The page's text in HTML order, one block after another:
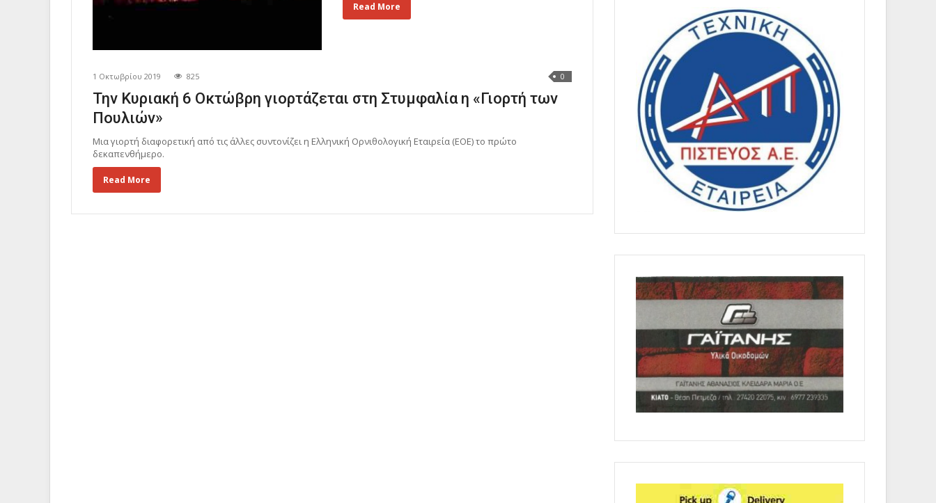
Read More
1 Οκτωβρίου 2019 825 0
Την Κυριακή 6 Οκτώβρη γιορτάζεται στη Στυμφαλία η «Γιορτή των
Πουλιών»
Μια γιορτή διαφορετική από τις άλλες συντονίζει η Ελληνική Ορνιθολογική Εταιρεία (ΕΟΕ) το πρώτο
δεκαπενθήμερο.
Read More